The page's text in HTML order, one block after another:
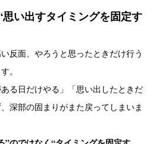
い出すタイミングを固定す
反面、やろうと思ったときだけ行う
。
る日だけやる」「思い出したときだ
深部の固まりがまた戻ってしまいま